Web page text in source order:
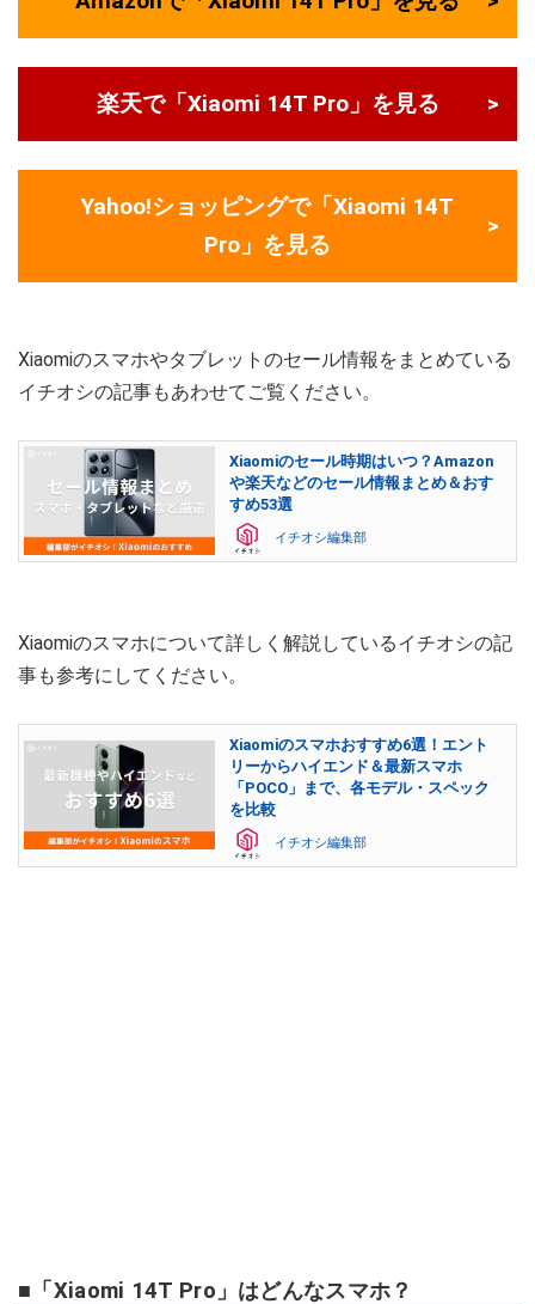
楽天で「Xiaomi 14T Pro」を見る
Yahoo!ショッピングで「Xiaomi 14T
Pro」を見る
Xiaomiのスマホやタブレットのセール情報をまとめている
イチオシの記事もあわせてご覧ください。
Xiaomiのセール時期はいつ？Amazon
や楽天などのセール情報まとめ＆おす
すめ53選
イチオシ編集部
Xiaomiのスマホについて詳しく解説しているイチオシの記
事も参考にしてください。
Xiaomiのスマホおすすめ6選！エント
リーからハイエンド＆最新スマホ
「POCO」まで、各モデル・スペック
を比較
イチオシ編集部
■「Xiaomi 14T Pro」はどんなスマホ？